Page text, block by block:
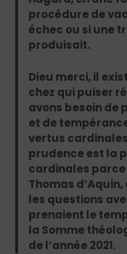
procédure de
échec ou si une
produisait.
Dieu merci, il
chez qui puiser
avons besoin de
et de
vertus cardinales
prudence est la
cardinales parce
Thomas
les questions
prenaient le
la Somme
de l’année 2021.